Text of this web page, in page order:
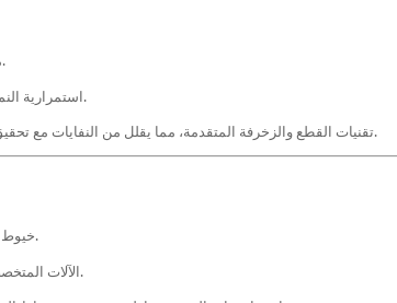
مرونة الدرز: تسمح بالحركة الطبيعية دون تشويه التصميم.
استمرارية النمط: تضمن الخياطة التناغم البصري عبر اللوحات المتنوعة.
تستخدم شركة Pinyang Clothing تقنيات القطع والزخرفة المتقدمة، مما يقلل من النفايات مع تحقيق تسجيل مثالي للوحة.
خيوط متباينة: تم اختيارها من أجل المتانة والمرونة وثبات اللون.
الآلات المتخصصة: تتيح الآلات المحوسبة والمتعددة الإبر وضع الغرز بدقة.